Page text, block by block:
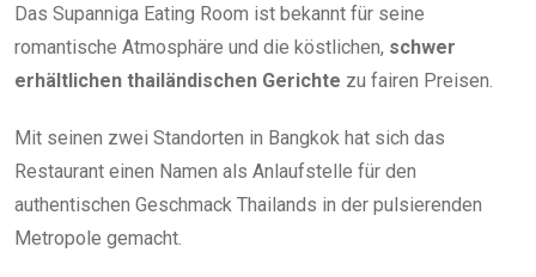
Das Supanniga Eating Room ist bekannt für seine
romantische Atmosphäre und die köstlichen, schwer
erhältlichen thailändischen Gerichte zu fairen Preisen.
Mit seinen zwei Standorten in Bangkok hat sich das
Restaurant einen Namen als Anlaufstelle für den
authentischen Geschmack Thailands in der pulsierenden
Metropole gemacht.